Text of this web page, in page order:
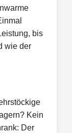
bis
wie der
Kein
Der